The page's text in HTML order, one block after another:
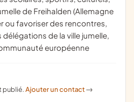
de Freihalden (Allemagne
ou favoriser des rencontres,
de la ville jumelle,
européenne
publié.Ajouter un contact ->